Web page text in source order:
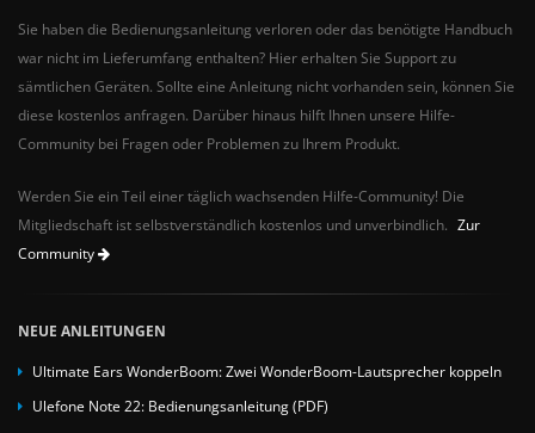
Sie haben die Bedienungsanleitung verloren oder das benötigte Handbuch
war nicht im Lieferumfang enthalten? Hier erhalten Sie Support zu
sämtlichen Geräten. Sollte eine Anleitung nicht vorhanden sein, können Sie
diese kostenlos anfragen. Darüber hinaus hilft Ihnen unsere Hilfe-
Community bei Fragen oder Problemen zu Ihrem Produkt.
Werden Sie ein Teil einer täglich wachsenden Hilfe-Community! Die
Mitgliedschaft ist selbstverständlich kostenlos und unverbindlich. Zur
Community
NEUE ANLEITUNGEN
Ultimate Ears WonderBoom: Zwei WonderBoom-Lautsprecher koppeln
Ulefone Note 22: Bedienungsanleitung (PDF)